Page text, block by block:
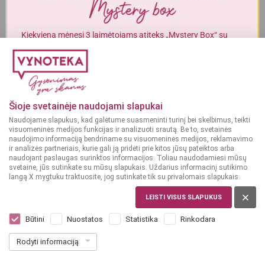
Šioje svetainėje naudojami slapukai
Naudojame slapukus, kad galėtume suasmeninti turinį bei skelbimus, teikti
visuomeninės medijos funkcijas ir analizuoti srautą. Be to, svetainės
naudojimo informaciją bendriname su visuomeninės medijos, reklamavimo
ir analizės partneriais, kurie gali ją pridėti prie kitos jūsų pateiktos arba
naudojant paslaugas surinktos informacijos. Toliau naudodamiesi mūsų
svetaine, jūs sutinkate su mūsų slapukais. Uždarius informacinį sutikimo
langą X mygtuku traktuosite, jog sutinkate tik su privalomais slapukais.
LEISTI VISUS SLAPUKUS
Būtini Nuostatos Statistika Rinkodara
Rodyti informaciją
Alkoholinius gėrimus gali įsigyti tik asmenys, kuriems yra
kaip 20 metų
Labai sausas/Briut
nature vynas
ITALIJA,VENETO 11%
Montelvini Promosso
Prosecco Extra Dry
0,75 L
(1)
12 €
17.32 € / L
Į KREPŠELĮ
Labai sausas/Briut
nature vynas
LIETUVA 10.5%
Scandi Extra Dry 0,75 L
Dar nėra balsų, galite įvertinti
539 €
7.19 € / L
Kiekvieną mėnesį 3 laimėtojams atiteks „Mystery Box“ su
gurmaniškais „Vynoteka“ produktais.